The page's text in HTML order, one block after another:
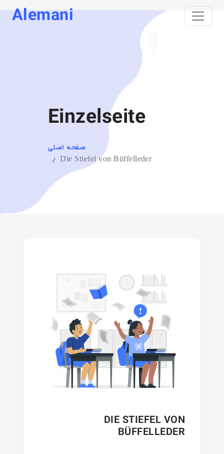
Alemani
Einzelseite
صفحه اصلی
Die Stiefel von Büffelleder
DIE STIEFEL VON
BÜFFELLEDER